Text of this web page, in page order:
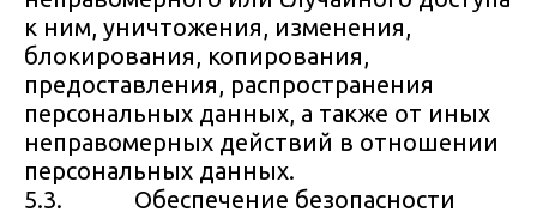
к ним, уничтожения, изменения,
блокирования, копирования,
предоставления, распространения
персональных данных, а также от иных
неправомерных действий в отношении
персональных данных.
5.3. Обеспечение безопасности